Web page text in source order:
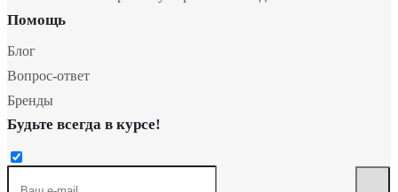
Помощь
Блог
Вопрос-ответ
Бренды
Будьте всегда в курсе!